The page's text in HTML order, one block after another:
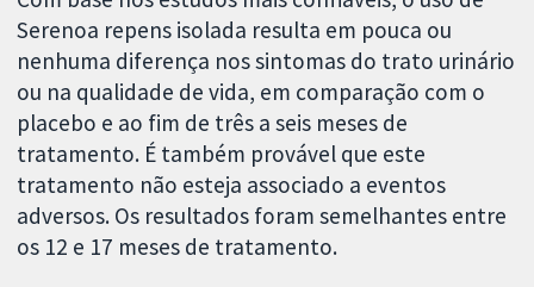
Serenoa repens isolada resulta em pouca ou
nenhuma diferença nos sintomas do trato urinário
ou na qualidade de vida, em comparação com o
placebo e ao fim de três a seis meses de
tratamento. É também provável que este
tratamento não esteja associado a eventos
adversos. Os resultados foram semelhantes entre
os 12 e 17 meses de tratamento.